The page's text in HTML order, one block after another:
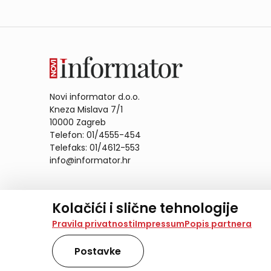
Kolačići i slične tehnologije
Na našoj web stranici koristimo kolačiće i slične
analiziramo promet na stranici te prikazujemo
također koriste ove tehnologije.
Odabirom opcije „Samo nužno“ prihvaćate samo
Pravila privatnostiImpressumPopis partnera
Postavke
Novi informator d.o.o.
Kneza Mislava 7/1
10000 Zagreb
Telefon: 01/4555-454
Telefaks: 01/4612-553
info@informator.hr